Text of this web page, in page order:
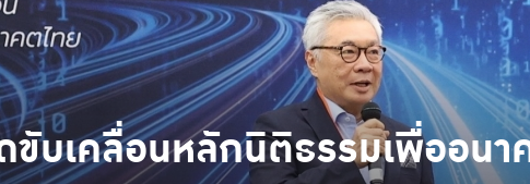
ขับเคลื่อนหลักนิติธรรมเพื่ออนา